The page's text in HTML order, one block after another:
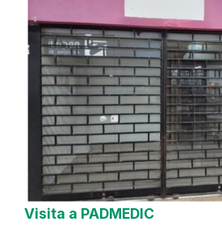
Visita a PADMEDIC